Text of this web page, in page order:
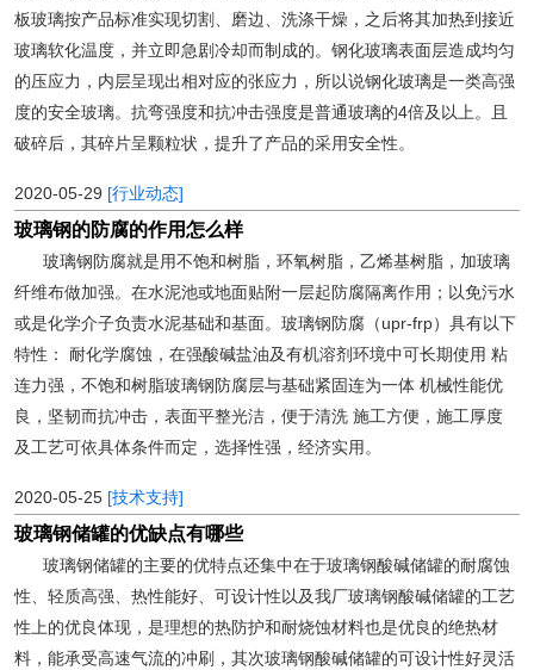
板玻璃按产品标准实现切割、磨边、洗涤干燥，之后将其加热到接近
玻璃软化温度，并立即急剧冷却而制成的。钢化玻璃表面层造成均匀
的压应力，内层呈现出相对应的张应力，所以说钢化玻璃是一类高强
度的安全玻璃。抗弯强度和抗冲击强度是普通玻璃的4倍及以上。且
破碎后，其碎片呈颗粒状，提升了产品的采用安全性。
2020-05-29 [行业动态]
玻璃钢的防腐的作用怎么样
玻璃钢防腐就是用不饱和树脂，环氧树脂，乙烯基树脂，加玻璃
纤维布做加强。在水泥池或地面贴附一层起防腐隔离作用；以免污水
或是化学介子负责水泥基础和基面。玻璃钢防腐（upr-frp）具有以下
特性： 耐化学腐蚀，在强酸碱盐油及有机溶剂环境中可长期使用 粘
连力强，不饱和树脂玻璃钢防腐层与基础紧固连为一体 机械性能优
良，坚韧而抗冲击，表面平整光洁，便于清洗 施工方便，施工厚度
及工艺可依具体条件而定，选择性强，经济实用。
2020-05-25 [技术支持]
玻璃钢储罐的优缺点有哪些
玻璃钢储罐的主要的优特点还集中在于玻璃钢酸碱储罐的耐腐蚀
性、轻质高强、热性能好、可设计性以及我厂玻璃钢酸碱储罐的工艺
性上的优良体现，是理想的热防护和耐烧蚀材料也是优良的绝热材
料，能承受高速气流的冲刷，其次玻璃钢酸碱储罐的可设计性好灵活